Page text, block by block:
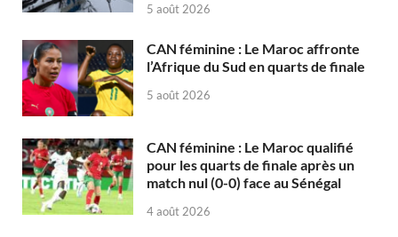
5 août 2026
CAN féminine : Le Maroc affronte
l’Afrique du Sud en quarts de finale
5 août 2026
CAN féminine : Le Maroc qualifié
pour les quarts de finale après un
match nul (0-0) face au Sénégal
4 août 2026